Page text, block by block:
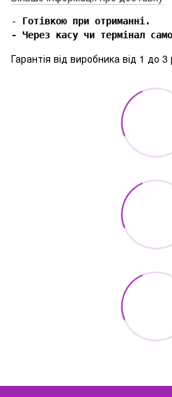
-
Готівкою при отриманні.
- Через касу чи термінал
Гарантія від виробника від 1 до 3